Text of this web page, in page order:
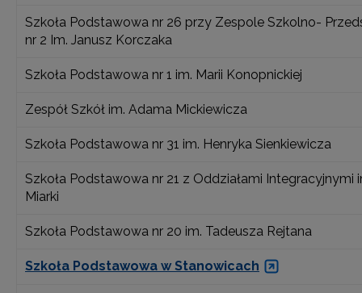
Szkoła Podstawowa nr 26 przy Zespole Szkolno-
nr 2 Im. Janusz Korczaka
Szkoła Podstawowa nr 1 im. Marii Konopnickiej
Zespół Szkół im. Adama Mickiewicza
Szkoła Podstawowa nr 31 im. Henryka Sienkiewicza
Szkoła Podstawowa nr 21 z Oddziałami Integracyjnymi
Miarki
Szkoła Podstawowa nr 20 im. Tadeusza Rejtana
Szkoła Podstawowa w Stanowicach